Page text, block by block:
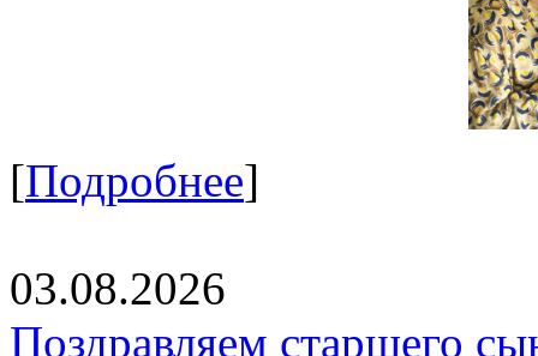
[Подробнее]
03.08.2026
Поздравляем старшего